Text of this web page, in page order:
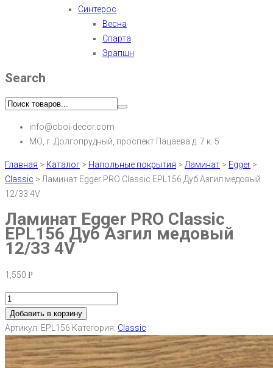
Синтерос
Весна
Спарта
Эрапшн
Search
info@oboi-decor.com
МО, г. Долгопрудный, проспект Пацаева д. 7 к. 5
Главная > Каталог > Напольные покрытия > Ламинат > Egger >
Classic > Ламинат Egger PRO Classic EPL156 Дуб Азгил медовый
12/33 4V
Ламинат Egger PRO Classic
EPL156 Дуб Азгил медовый
12/33 4V
1,550 Р
Добавить в корзину
Артикул: EPL156 Категория: Classic